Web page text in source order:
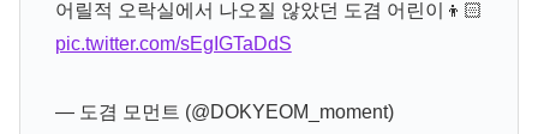
어릴적 오락실에서 나오질 않았던 도겸 어린이👦🏻
pic.twitter.com/sEgIGTaDdS
— 도겸 모먼트‎ (@DOKYEOM_moment)